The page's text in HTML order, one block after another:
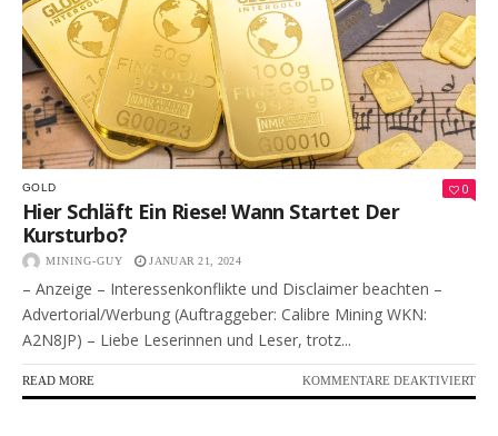
GOLD 0
Hier Schläft Ein Riese! Wann Startet Der
Kursturbo?
MINING-GUY JANUAR 21, 2024
– Anzeige – Interessenkonflikte und Disclaimer beachten –
Advertorial/Werbung (Auftraggeber: Calibre Mining WKN:
A2N8JP) – Liebe Leserinnen und Leser, trotz...
READ MORE KOMMENTARE DEAKTIVIERTFÜR